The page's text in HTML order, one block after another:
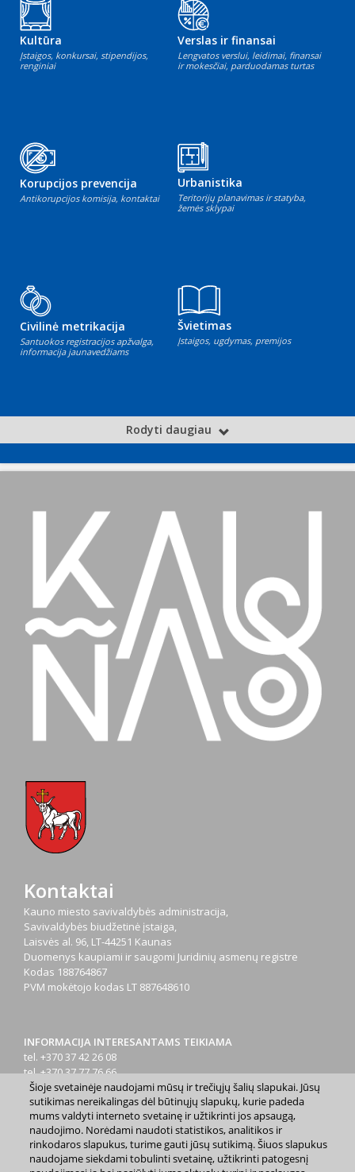
Kultūra
Įstaigos, konkursai, stipendijos,
renginiai
Verslas ir finansai
Lengvatos verslui, leidimai, finansai
ir mokesčiai, parduodamas turtas
Korupcijos prevencija
Antikorupcijos komisija, kontaktai
Urbanistika
Teritorijų planavimas ir statyba,
žemės sklypai
Civilinė metrikacija
Santuokos registracijos apžvalga,
informacija jaunavedžiams
Švietimas
Įstaigos, ugdymas, premijos
Rodyti daugiau
Kontaktai
Kauno miesto savivaldybės administracija,
Savivaldybės biudžetinė įstaiga,
Laisvės al. 96, LT-44251 Kaunas
Duomenys kaupiami ir saugomi Juridinių asmenų registre
Kodas 188764867
PVM mokėtojo kodas LT 887648610
INFORMACIJA INTERESANTAMS TEIKIAMA
tel. +370 37 42 26 08
tel. +370 37 77 76 66
tel. +370 660 07000
el. p.info@kaunas.lt
Šioje svetainėje naudojami mūsų ir trečiųjų šalių slapukai. Jūsų
sutikimas nereikalingas dėl būtinųjų slapukų, kurie padeda
mums valdyti interneto svetainę ir užtikrinti jos apsaugą,
naudojimo. Norėdami naudoti statistikos, analitikos ir
rinkodaros slapukus, turime gauti jūsų sutikimą. Šiuos slapukus
naudojame siekdami tobulinti svetainę, užtikrinti patogesnį